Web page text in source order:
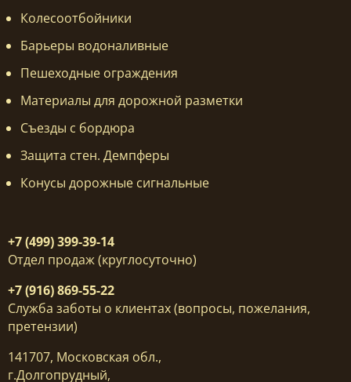
Колесоотбойники
Барьеры водоналивные
Пешеходные ограждения
Материалы для дорожной разметки
Съезды с бордюра
Защита стен. Демпферы
Конусы дорожные сигнальные
+7 (499) 399-39-14
Отдел продаж (круглосуточно)
+7 (916) 869-55-22
Служба заботы о клиентах (вопросы, пожелания,
претензии)
141707, Московская обл.,
г.Долгопрудный,